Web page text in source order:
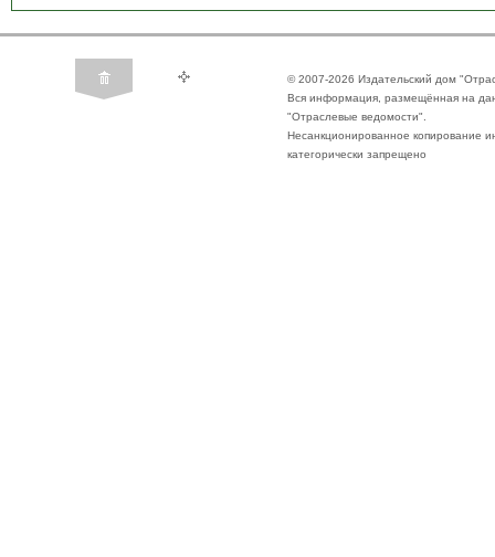
© 2007-2026 Издательский дом
Вся информация, размещённая на
"Отраслевые ведомости".
Несанкционированное копирование
категорически запрещено